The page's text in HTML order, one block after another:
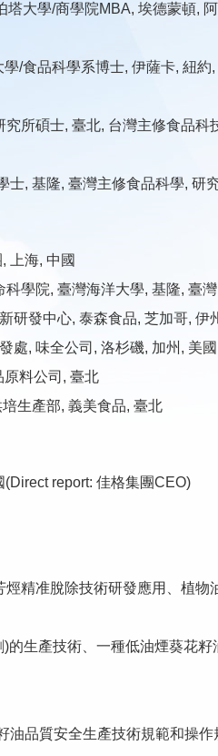
大學/商學院MBA, 埃德蒙頓,
/食品科學系博士, 伊薩卡, 紐約
所碩士, 臺北, 台灣主修食品科
士, 基隆, 臺灣主修食品科學, 研
上海, 中國
學院, 臺灣海洋大學, 基隆, 臺灣
研發中心, 泰森食品, 芝加哥, 伊
處, 味全公司, 洛杉磯, 加州, 美國
料公司, 臺北
生產部, 義美食品, 臺北
report: 佳格集團CEO)
精准脫除技術研發應用、植
的生產技術、一種低油煙葵花
油品質安全生產技術規範和操